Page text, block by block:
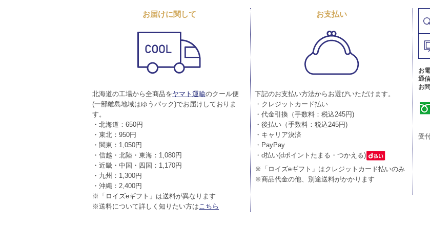
お届けに関して
北海道の工場から全商品をヤマト運輸のクール便
(一部離島地域はゆうパック)でお届けしておりま
す。
・北海道：650円
・東北：950円
・関東：1,050円
・信越・北陸・東海：1,080円
・近畿・中国・四国：1,170円
・九州：1,300円
・沖縄：2,400円
※「ロイズeギフト」は送料が異なります
※送料について詳しく知りたい方はこちら
お支払い
下記のお支払い方法からお選びいただけます。
・クレジットカード払い
・代金引換（手数料：税込245円)
・後払い（手数料：税込245円)
・キャリア決済
・PayPay
・d払い(dポイントたまる・つかえる)
※「ロイズeギフト」はクレジットカード払いのみ
※商品代金の他、別途送料がかかります
お
通
お
受